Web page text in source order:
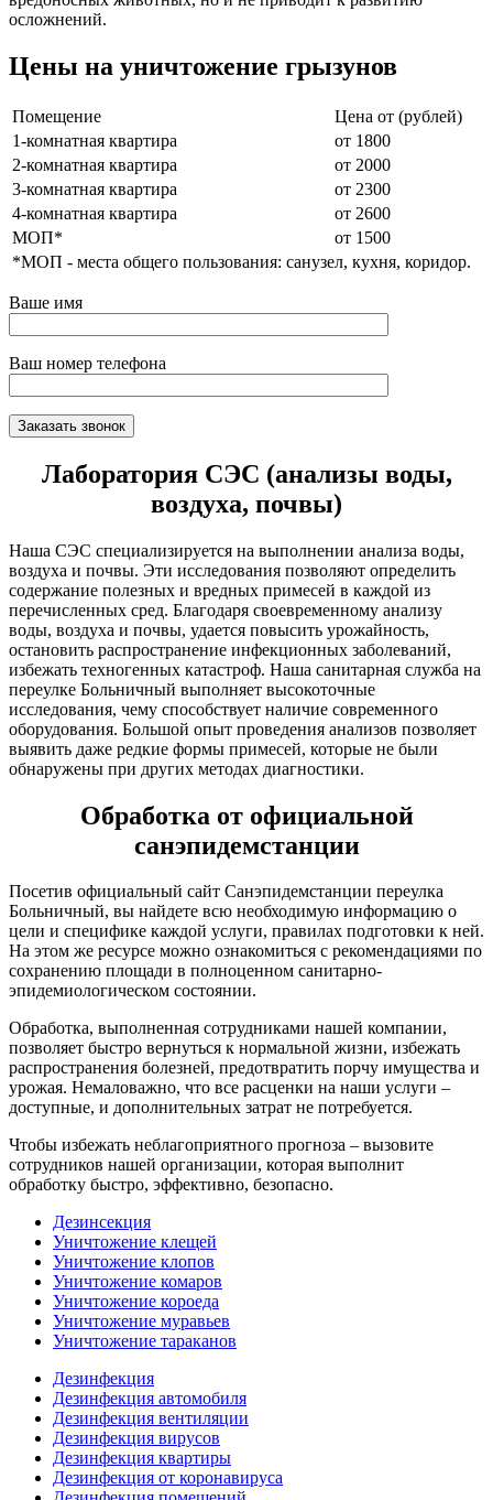
осложнений.
Цены на уничтожение грызунов
Помещение
Цена от (рублей)
1-комнатная квартира
от 1800
2-комнатная квартира
от 2000
3-комнатная квартира
от 2300
4-комнатная квартира
от 2600
МОП*
от 1500
*МОП - места общего пользования: санузел, кухня, коридор.
Ваше имя
Ваш номер телефона
Лаборатория СЭС (анализы воды,
воздуха, почвы)
Наша СЭС специализируется на выполнении анализа воды,
воздуха и почвы. Эти исследования позволяют определить
содержание полезных и вредных примесей в каждой из
перечисленных сред. Благодаря своевременному анализу
воды, воздуха и почвы, удается повысить урожайность,
остановить распространение инфекционных заболеваний,
избежать техногенных катастроф. Наша санитарная служба на
переулке Больничный выполняет высокоточные
исследования, чему способствует наличие современного
оборудования. Большой опыт проведения анализов позволяет
выявить даже редкие формы примесей, которые не были
обнаружены при других методах диагностики.
Обработка от официальной
санэпидемстанции
Посетив официальный сайт Санэпидемстанции переулка
Больничный, вы найдете всю необходимую информацию о
цели и специфике каждой услуги, правилах подготовки к ней.
На этом же ресурсе можно ознакомиться с рекомендациями по
сохранению площади в полноценном санитарно-
эпидемиологическом состоянии.
Обработка, выполненная сотрудниками нашей компании,
позволяет быстро вернуться к нормальной жизни, избежать
распространения болезней, предотвратить порчу имущества и
урожая. Немаловажно, что все расценки на наши услуги –
доступные, и дополнительных затрат не потребуется.
Чтобы избежать неблагоприятного прогноза – вызовите
сотрудников нашей организации, которая выполнит
обработку быстро, эффективно, безопасно.
Дезинсекция
Уничтожение клещей
Уничтожение клопов
Уничтожение комаров
Уничтожение короеда
Уничтожение муравьев
Уничтожение тараканов
Дезинфекция
Дезинфекция автомобиля
Дезинфекция вентиляции
Дезинфекция вирусов
Дезинфекция квартиры
Дезинфекция от коронавируса